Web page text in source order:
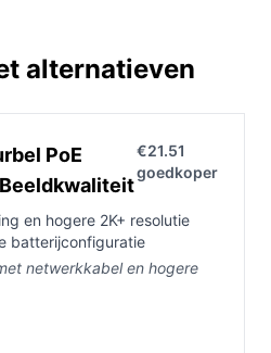
alternatieven
PoE
€21.51
goedkoper
en hogere 2K+ resolutie
batterijconfiguratie
netwerkkabel en hogere